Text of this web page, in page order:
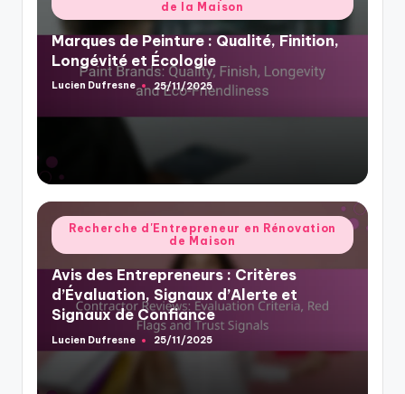
in
de la Maison
Marques de Peinture : Qualité, Finition,
Longévité et Écologie
Posted
Lucien Dufresne 25/11/2025
Posted
in
Recherche d'Entrepreneur en Rénovation
de Maison
Avis des Entrepreneurs : Critères
d’Évaluation, Signaux d’Alerte et
Signaux de Confiance
Posted
Lucien Dufresne 25/11/2025